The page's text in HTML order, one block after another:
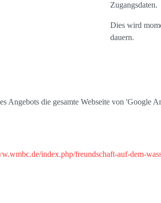
Zugangsdaten.
Dies wird
dauern.
Angebots die gesamte Webseite von 'Google
index.php/freundschaft-auf-dem-